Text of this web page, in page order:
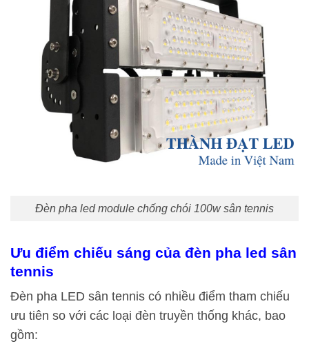
Đèn pha led module chống chói 100w sân tennis
Ưu điểm chiếu sáng của đèn pha led sân
tennis
Đèn pha LED sân tennis có nhiều điểm tham chiếu
ưu tiên so với các loại đèn truyền thống khác, bao
gồm: